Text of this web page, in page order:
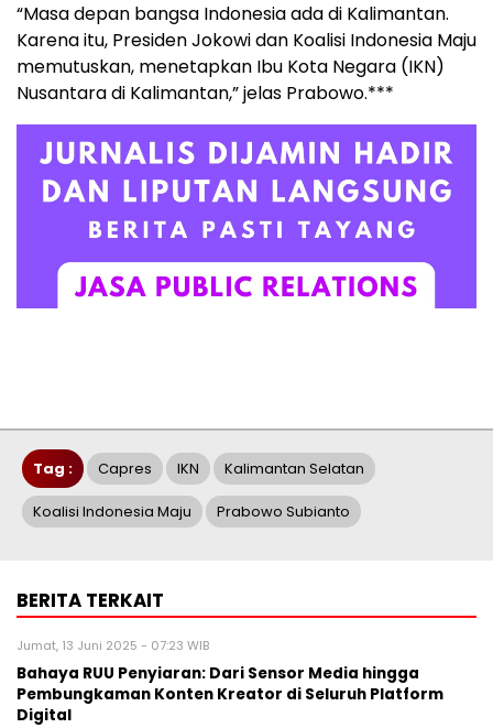
“Masa depan bangsa Indonesia ada di Kalimantan.
Karena itu, Presiden Jokowi dan Koalisi Indonesia Maju
memutuskan, menetapkan Ibu Kota Negara (IKN)
Nusantara di Kalimantan,” jelas Prabowo.***
Tag : Capres IKN Kalimantan Selatan
Koalisi Indonesia Maju Prabowo Subianto
BERITA TERKAIT
Jumat, 13 Juni 2025 - 07:23 WIB
Bahaya RUU Penyiaran: Dari Sensor Media hingga
Pembungkaman Konten Kreator di Seluruh Platform
Digital